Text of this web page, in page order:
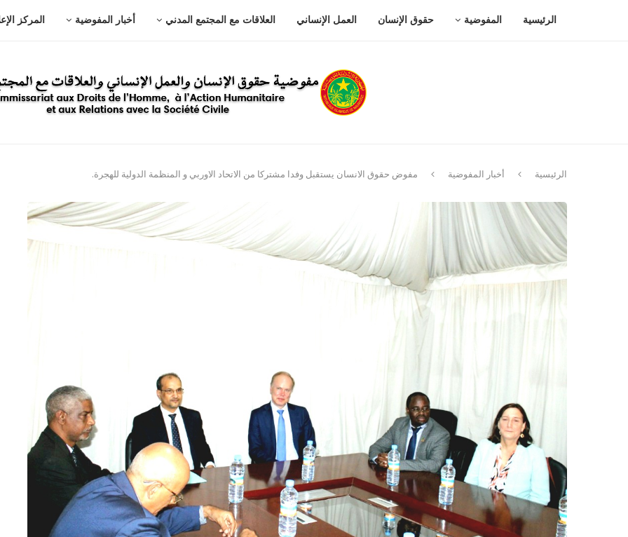
الرئيسية المفوضية حقوق الإنسان العمل الإنساني العلاقات مع المجتمع المدني أخبار المفوضية المركز
الرئيسية أخبار المفوضية مفوض حقوق الانسان يستقبل وفدا مشتركا من الاتحاد الاوربي و المنظمة الدولية للهجرة.